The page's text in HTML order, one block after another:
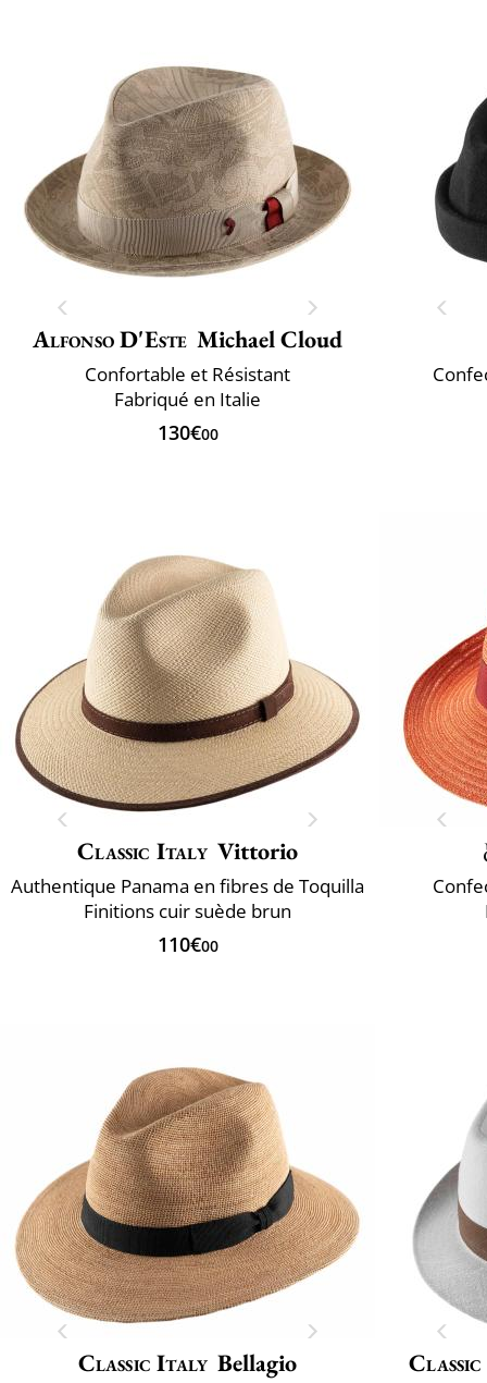
Alfonso D'Este Michael Cloud
Confortable et Résistant
Fabriqué en Italie
130€00
Classic Italy Vittorio
Authentique Panama en fibres de Toquilla
Finitions cuir suède brun
110€00
Classic Italy Bellagio